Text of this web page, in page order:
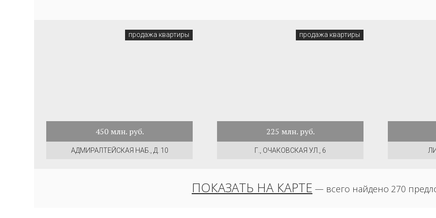
продажа квартиры
450млн. руб.
АДМИРАЛТЕЙСКАЯ НАБ., Д. 10
продажа квартиры
225 млн. руб.
Г., ОЧАКОВСКАЯ УЛ., 6
ПОКАЗАТЬ НА КАРТЕ — всего найдено 270